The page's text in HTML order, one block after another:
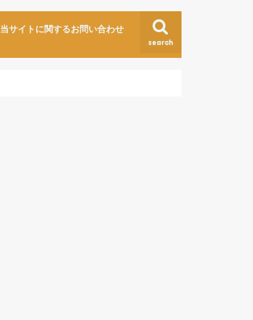
search
当サイトに関するお問い合わせ